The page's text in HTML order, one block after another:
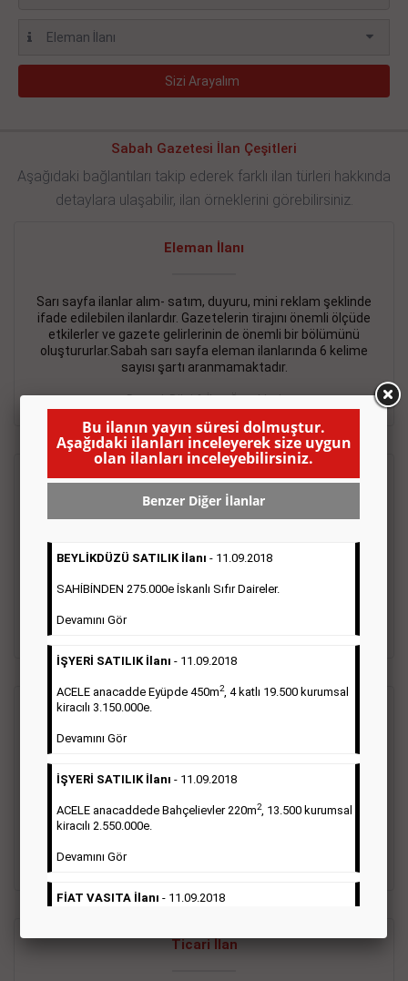
Sabah Gazetesi İlan Çeşitleri
Aşağıdaki bağlantıları takip ederek farklı ilan türleri hakkında
detaylara ulaşabilir, ilan örneklerini görebilirsiniz.
Eleman İlanı
Sarı sayfa ilanlar alım- satım, duyuru, mini reklam şeklinde
ifade edilebilen ilanlardır. Gazetelerin tirajını önemli ölçüde
etkilerler ve gazete gelirlerinin de önemli bir bölümünü
oluştururlar.Sabah sarı sayfa eleman ilanlarında 6 kelime
sayısı şartı aranmamaktadır.
Detaylı Bilgi & İlan Örnekleri
Emlak İlanı
ifade edilebilen ilanlardır. Gazetelerin tirajını önemli ölçüde
etkilerler ve gazete gelirlerinin de önemli bir bölümünü
oluştururlar.Sabah sarı sayfa eleman ilanlarında 6 kelime
Sarı sayfa ilanlar alım- satım, duyuru, mini reklam şeklinde
ifade edilebilen ilanlardır. Gazetelerin tirajını önemli ölçüde
oluştururlar.Sabah sarı sayfa eleman ilanlarında 6 kelime
sayısı şartı aranmamaktadır.
Ticari İlan
Bu ilanın yayın süresi dolmuştur.
Aşağıdaki ilanları inceleyerek size uygun
olan ilanları inceleyebilirsiniz.
Benzer Diğer İlanlar
BEYLİKDÜZÜ SATILIK İlanı - 11.09.2018
SAHİBİNDEN 275.000e İskanlı Sıfır Daireler.
Devamını Gör
İŞYERİ SATILIK İlanı - 11.09.2018
ACELE anacadde Eyüpde 450m2, 4 katlı 19.500 kurumsal
kiracılı 3.150.000e.
Devamını Gör
İŞYERİ SATILIK İlanı - 11.09.2018
ACELE anacaddede Bahçelievler 220m2, 13.500 kurumsal
kiracılı 2.550.000e.
Devamını Gör
FİAT VASITA İlanı - 11.09.2018
2.800.000e kurumsal mağaza.